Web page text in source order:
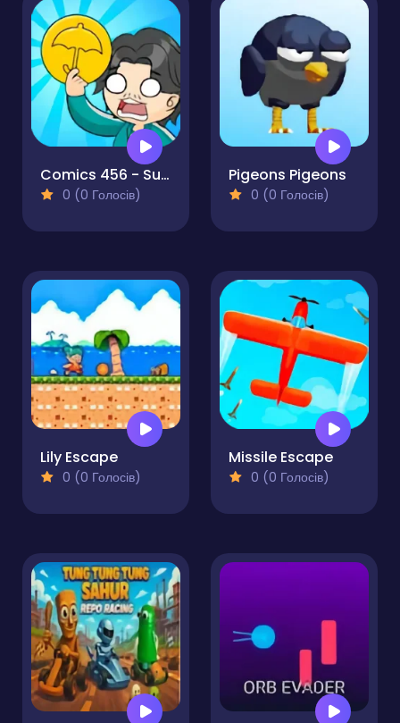
Comics 456 - Survival Game
0 (0 Голосів)
Pigeons Pigeons
0 (0 Голосів)
Lily Escape
0 (0 Голосів)
Missile Escape
0 (0 Голосів)